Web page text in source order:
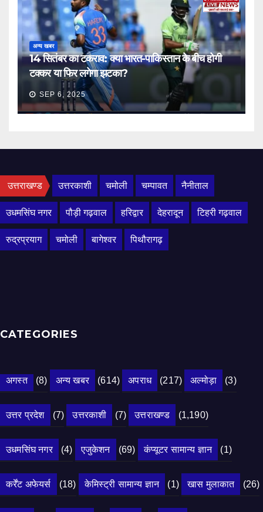
अन्य खबर
14 सितंबर का टकराव: क्या भारत-पाकिस्तान के बीच होगी
टक्कर या फिर लगेगा झटका?
SEP 6, 2025
उत्तराखण्ड उत्तरकाशी चमोली चम्पावत नैनीताल
उधमसिंघ नगर पौड़ी गढ़वाल हरिद्वार देहरादून टिहरी गढ़वाल
रुद्रप्रयाग चमोली बागेश्वर पिथौरागढ़
CATEGORIES
अगस्त (8) अन्य खबर (614) अपराध (217) अल्मोड़ा (3)
उत्तर प्रदेश (7) उत्तरकाशी (7) उत्तराखण्ड (1,190)
उधमसिंघ नगर (4) एजुकेशन (69) कंप्यूटर सामान्य ज्ञान (1)
कर्रेंट अफेयर्स (18) केमिस्ट्री सामान्य ज्ञान (1) खास मुलाकात (26)